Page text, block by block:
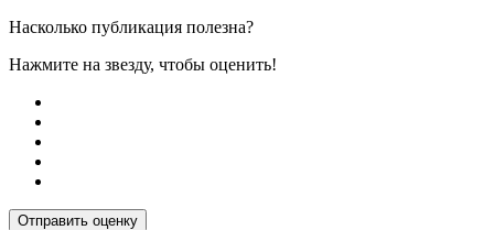
Насколько публикация полезна?
Нажмите на звезду, чтобы оценить!
Отправить оценку